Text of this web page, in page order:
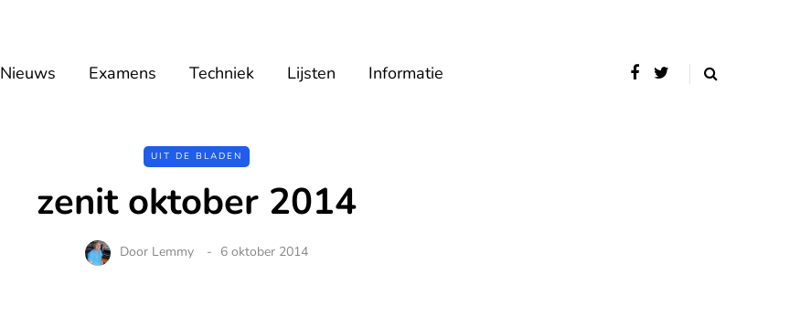
Nieuws Examens Techniek Lijsten Informatie
UIT DE BLADEN
zenit oktober 2014
Door Lemmy 6 oktober 2014